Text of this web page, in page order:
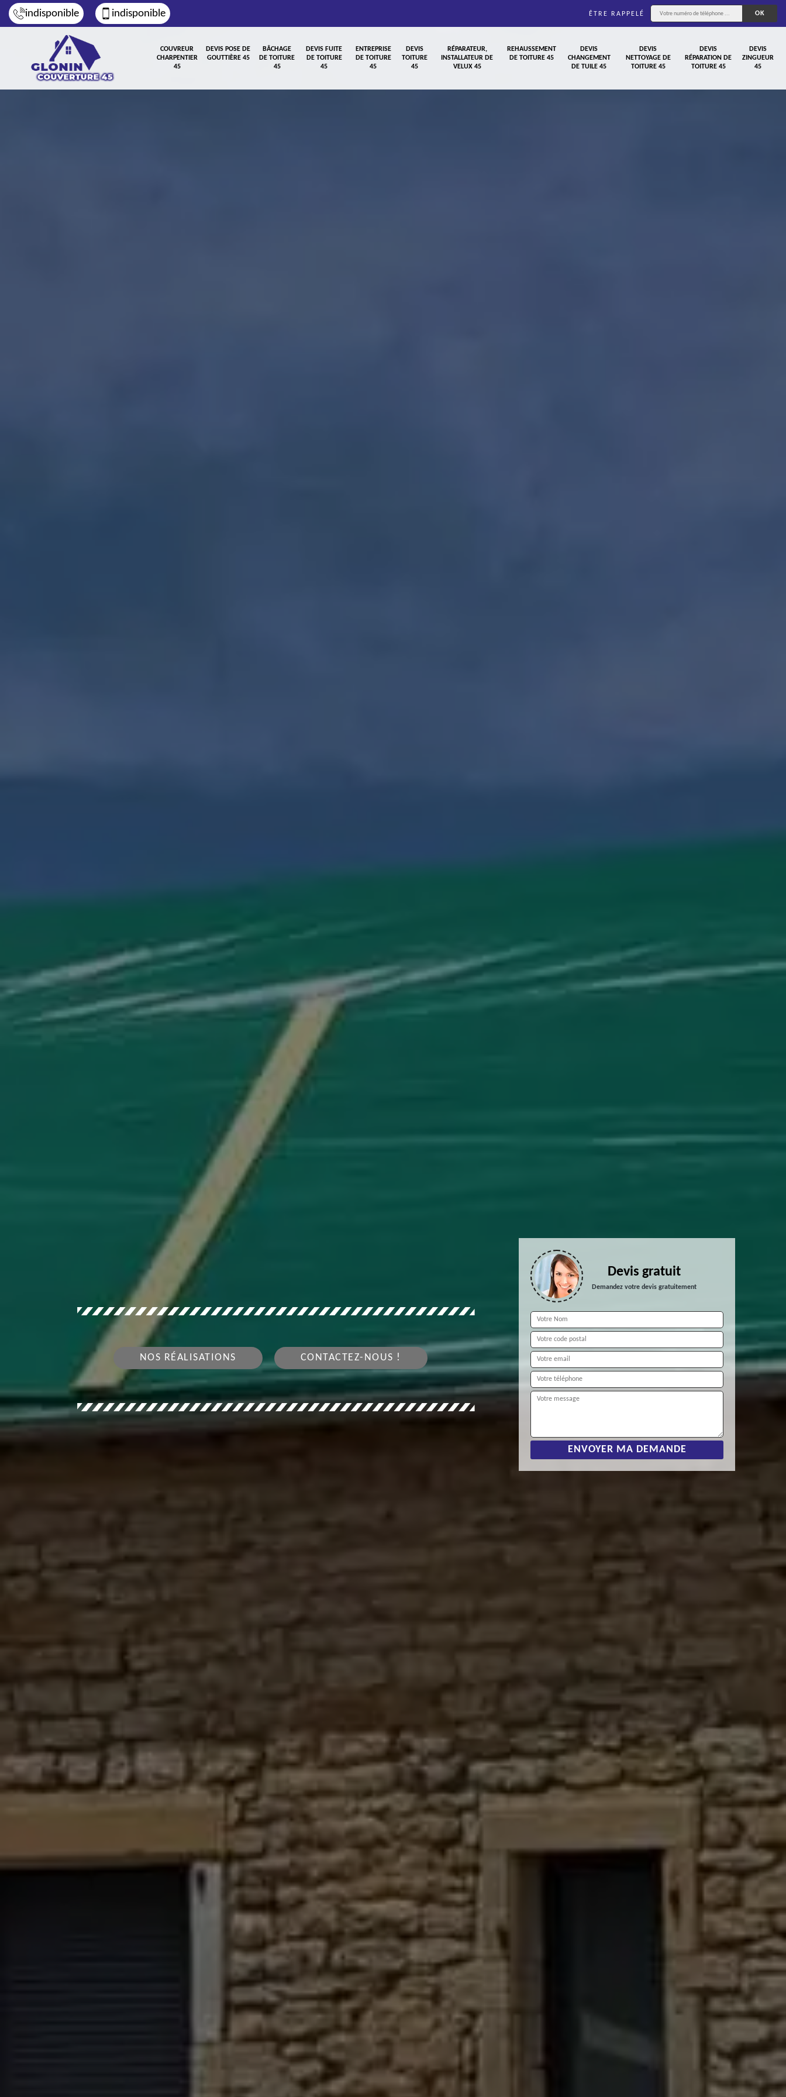
indisponible indisponible ÊTRE RAPPELÉ
COUVREUR
CHARPENTIER
45
DEVIS POSE DE
GOUTTIÈRE 45
BÂCHAGE
DE TOITURE
45
DEVIS FUITE
DE TOITURE
45
ENTREPRISE
DE TOITURE
45
DEVIS
TOITURE
45
RÉPARATEUR,
INSTALLATEUR DE
VELUX 45
REHAUSSEMENT
DE TOITURE 45
DEVIS
CHANGEMENT
DE TUILE 45
DEVIS
NETTOYAGE DE
TOITURE 45
DEVIS
RÉPARATION DE
TOITURE 45
DEVIS
ZINGUEUR
45
NOS RÉALISATIONS CONTACTEZ-NOUS !
Devis gratuit
Demandez votre devis gratuitement